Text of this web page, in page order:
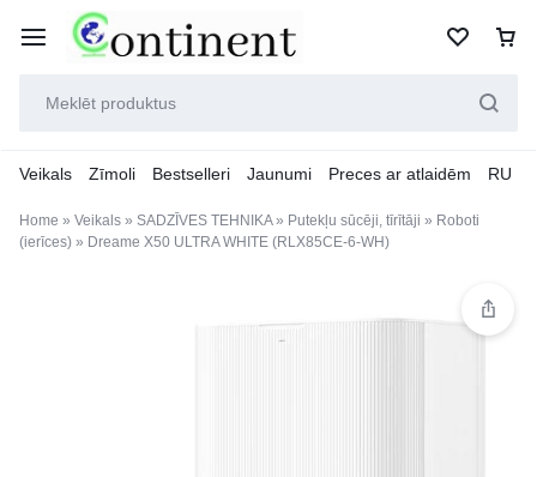
Veikals Zīmoli Bestselleri Jaunumi Preces ar atlaidēm RU
Home » Veikals » SADZĪVES TEHNIKA» Putekļu sūcēji, tīrītāji » Roboti
(ierīces) » Dreame X50 ULTRA WHITE (RLX85CE-6-WH)